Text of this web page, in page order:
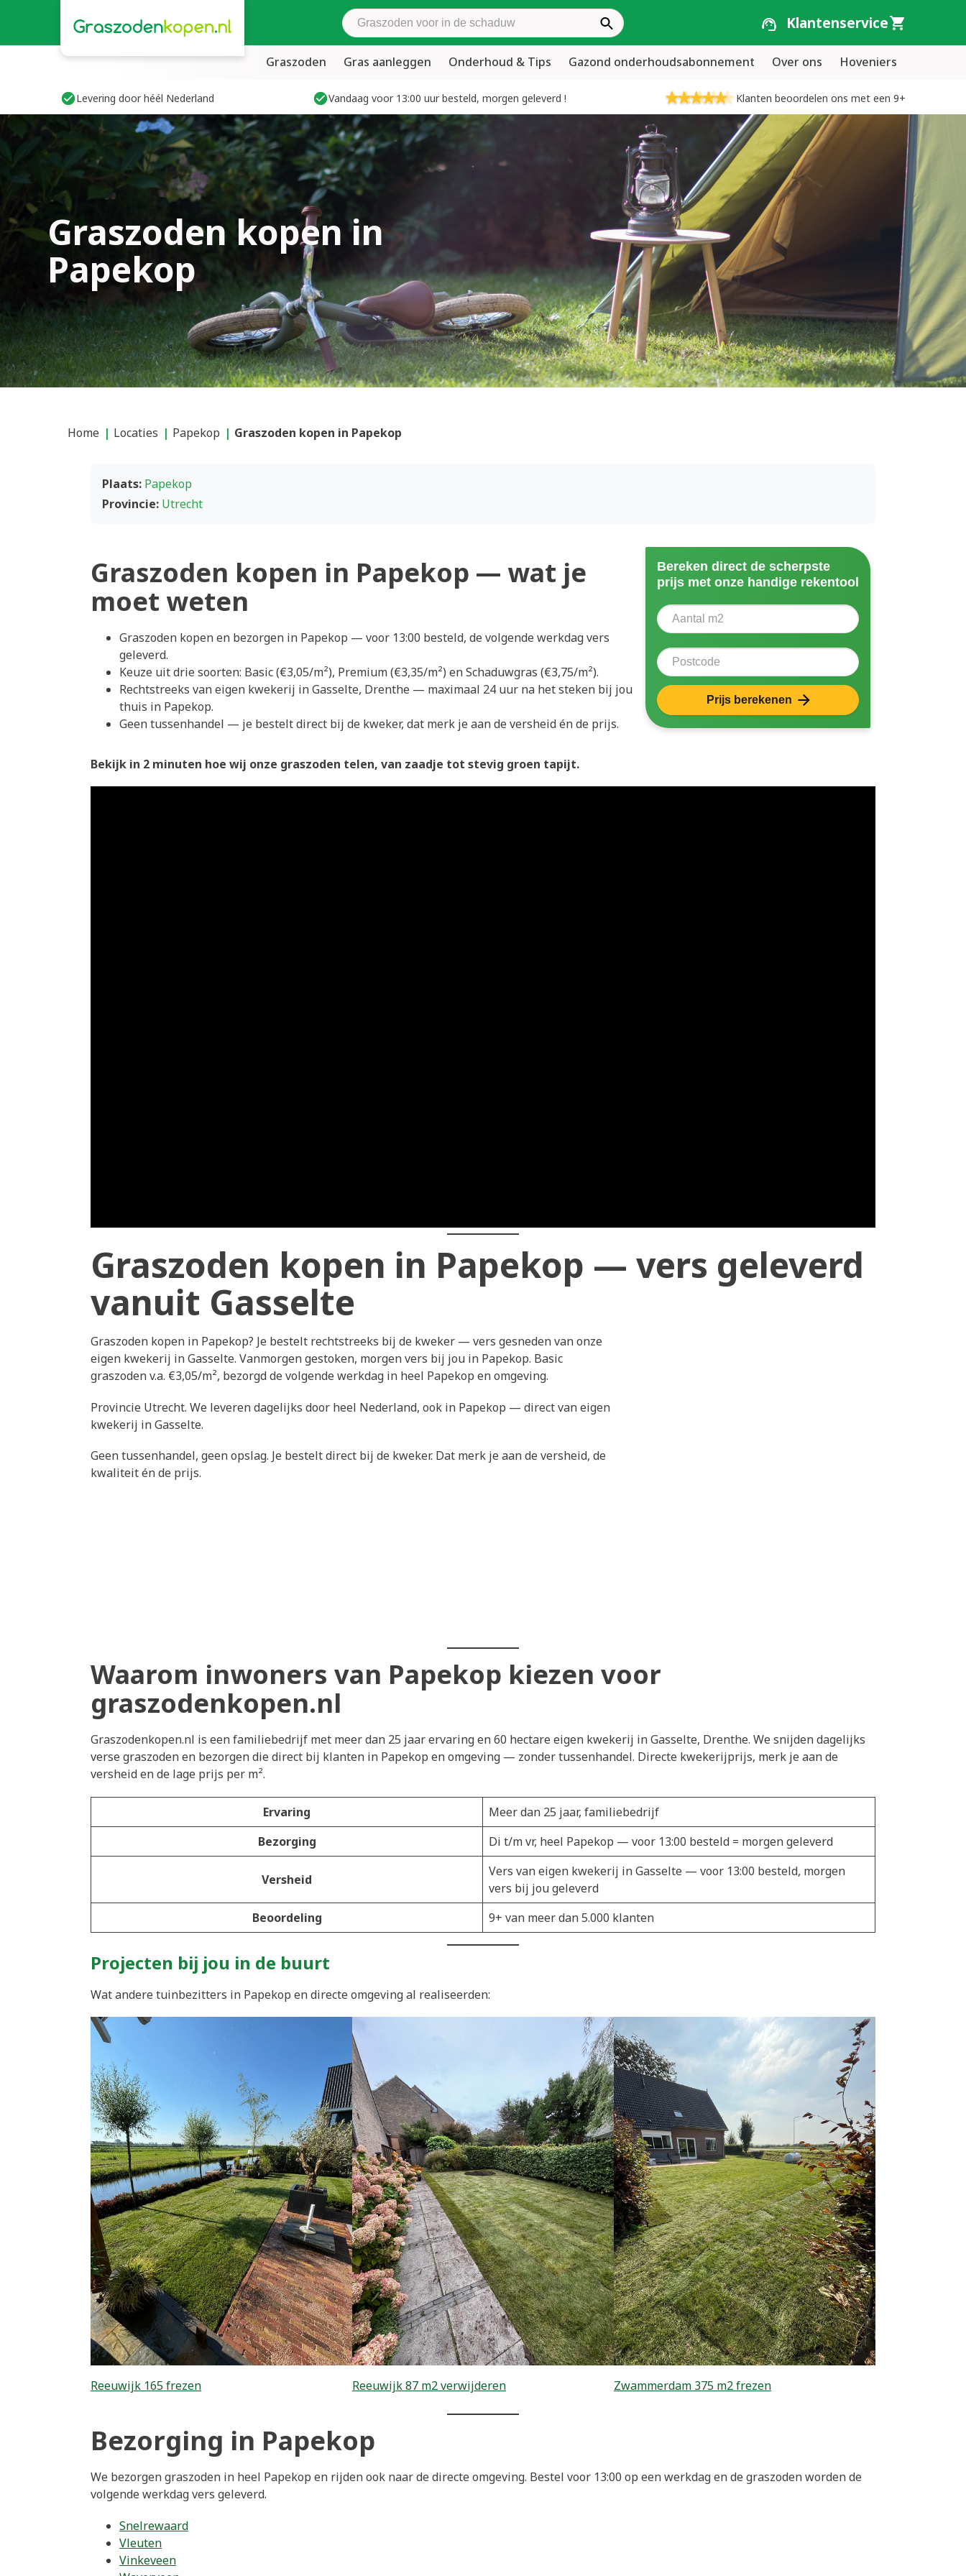
Zoek graszoden Klantenservice
Graszoden Gras aanleggen Onderhoud & Tips Gazond onderhoudsabonnement Over ons Hoveniers
Levering door héél Nederland Vandaag voor 13:00 uur besteld, morgen geleverd ! Klanten beoordelen ons met een 9+
Graszoden kopen in
Papekop
Home Locaties Papekop Graszoden kopen in Papekop
Plaats: Papekop
Provincie: Utrecht
Graszoden kopen in Papekop — wat je
moet weten
Graszoden kopen en bezorgen in Papekop — voor 13:00 besteld, de volgende werkdag vers
geleverd.
Keuze uit drie soorten: Basic (€3,05/m²), Premium (€3,35/m²) en Schaduwgras (€3,75/m²).
Rechtstreeks van eigen kwekerij in Gasselte, Drenthe — maximaal 24 uur na het steken bij jou
thuis in Papekop.
Geen tussenhandel — je bestelt direct bij de kweker, dat merk je aan de versheid én de prijs.
Bereken direct de scherpste
prijs met onze handige rekentool
Aantal vierkante meter
Postcode
Prijs berekenen
Bekijk in 2 minuten hoe wij onze graszoden telen, van zaadje tot stevig groen tapijt.
Graszoden kopen in Papekop — vers geleverd
vanuit Gasselte
Graszoden kopen in Papekop? Je bestelt rechtstreeks bij de kweker — vers gesneden van onze
eigen kwekerij in Gasselte. Vanmorgen gestoken, morgen vers bij jou in Papekop. Basic
graszoden v.a. €3,05/m², bezorgd de volgende werkdag in heel Papekop en omgeving.
Provincie Utrecht. We leveren dagelijks door heel Nederland, ook in Papekop — direct van eigen
kwekerij in Gasselte.
Geen tussenhandel, geen opslag. Je bestelt direct bij de kweker. Dat merk je aan de versheid, de
kwaliteit én de prijs.
Waarom inwoners van Papekop kiezen voor
graszodenkopen.nl
Graszodenkopen.nl is een familiebedrijf met meer dan 25 jaar ervaring en 60 hectare eigen kwekerij in Gasselte, Drenthe. We snijden dagelijks
verse graszoden en bezorgen die direct bij klanten in Papekop en omgeving — zonder tussenhandel. Directe kwekerijprijs, merk je aan de
versheid en de lage prijs per m².
Ervaring
Meer dan 25 jaar, familiebedrijf
Bezorging
Di t/m vr, heel Papekop — voor 13:00 besteld = morgen geleverd
Versheid
Vers van eigen kwekerij in Gasselte — voor 13:00 besteld, morgen
vers bij jou geleverd
Beoordeling
9+ van meer dan 5.000 klanten
Projecten bij jou in de buurt
Wat andere tuinbezitters in Papekop en directe omgeving al realiseerden:
Reeuwijk 165 frezen Reeuwijk 87 m2 verwijderen Zwammerdam 375 m2 frezen
Bezorging in Papekop
We bezorgen graszoden in heel Papekop en rijden ook naar de directe omgeving. Bestel voor 13:00 op een werkdag en de graszoden worden de
volgende werkdag vers geleverd.
Snelrewaard
Vleuten
Vinkeveen